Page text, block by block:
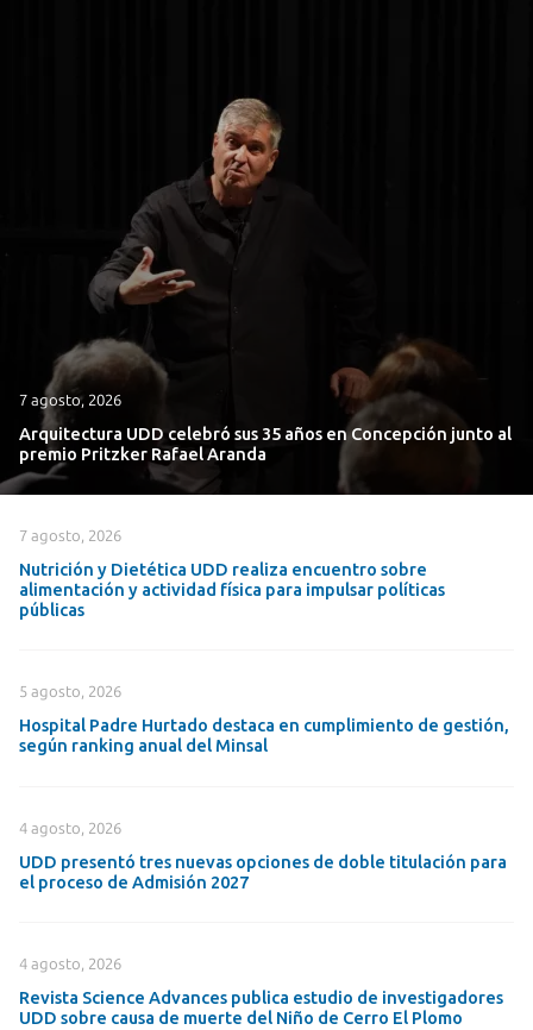
7 agosto, 2026
Arquitectura UDD celebró sus 35 años en Concepción junto al
premio Pritzker Rafael Aranda
7 agosto, 2026
Nutrición y Dietética UDD realiza encuentro sobre
alimentación y actividad física para impulsar políticas
públicas
5 agosto, 2026
Hospital Padre Hurtado destaca en cumplimiento de gestión,
según ranking anual del Minsal
4 agosto, 2026
UDD presentó tres nuevas opciones de doble titulación para
el proceso de Admisión 2027
4 agosto, 2026
Revista Science Advances publica estudio de investigadores
UDD sobre causa de muerte del Niño de Cerro El Plomo